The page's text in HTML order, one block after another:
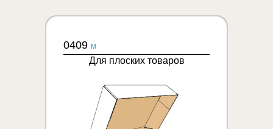
0409 M
Для плоских товаров